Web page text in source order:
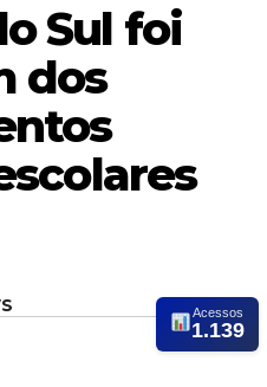
Sul foi
dos
Acessos
1.139